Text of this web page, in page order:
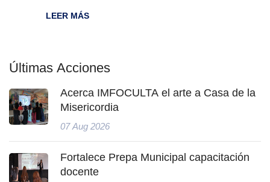
LEER MÁS
Últimas Acciones
Acerca IMFOCULTA el arte a Casa de la
Misericordia
07 Aug 2026
Fortalece Prepa Municipal capacitación
docente